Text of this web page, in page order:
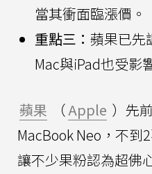
當其衝面臨漲價。
重點三： 蘋果已先
Mac與iPad也受影
蘋果 （Apple ）先
MacBook Neo，不到
讓不少果粉認為超佛